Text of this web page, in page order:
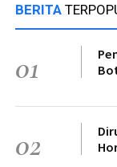
BERITA
01
02